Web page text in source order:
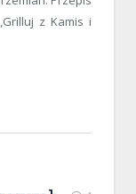
z Kamis i